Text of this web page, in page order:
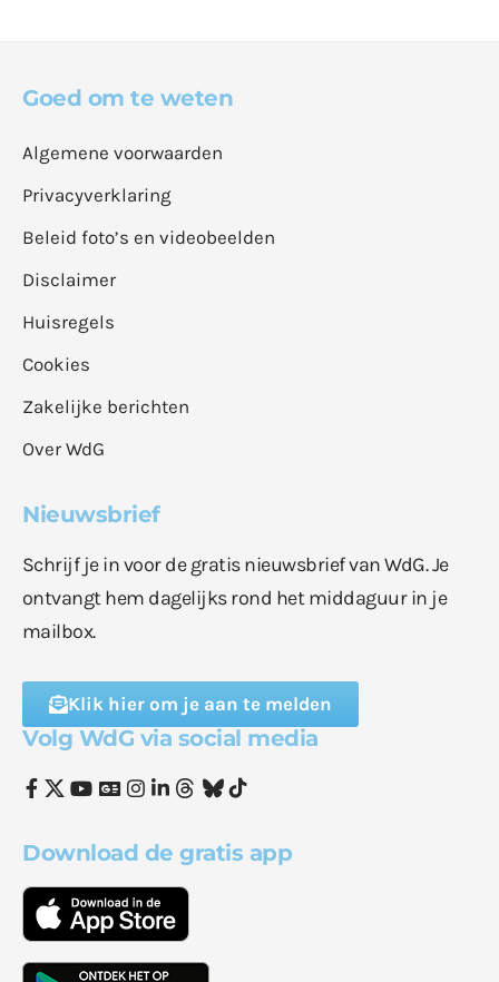
Goed om te weten
Algemene voorwaarden
Privacyverklaring
Beleid foto’s en videobeelden
Disclaimer
Huisregels
Cookies
Zakelijke berichten
Over WdG
Nieuwsbrief
Schrijf je in voor de gratis nieuwsbrief van WdG. Je
ontvangt hem dagelijks rond het middaguur in je
mailbox.
Klik hier om je aan te melden
Volg WdG via social media
Download de gratis app